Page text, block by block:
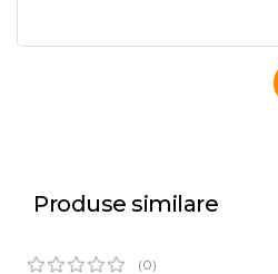
Produse similare
(0)